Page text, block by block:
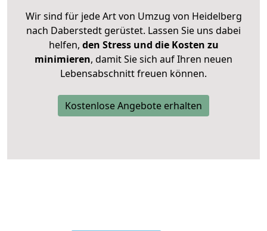
Wir sind für jede Art von Umzug von Heidelberg
nach Daberstedt gerüstet. Lassen Sie uns dabei
helfen, den Stress und die Kosten zu
minimieren, damit Sie sich auf Ihren neuen
Lebensabschnitt freuen können.
Kostenlose Angebote erhalten